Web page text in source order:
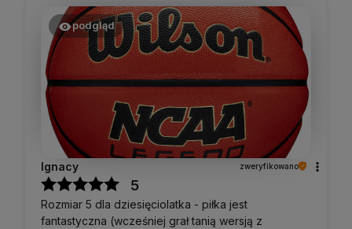
podgląd
Ignacy zweryfikowano
5
Rozmiar 5 dla dziesięciolatka - piłka jest
fantastyczna (wcześniej grał tanią wersją z